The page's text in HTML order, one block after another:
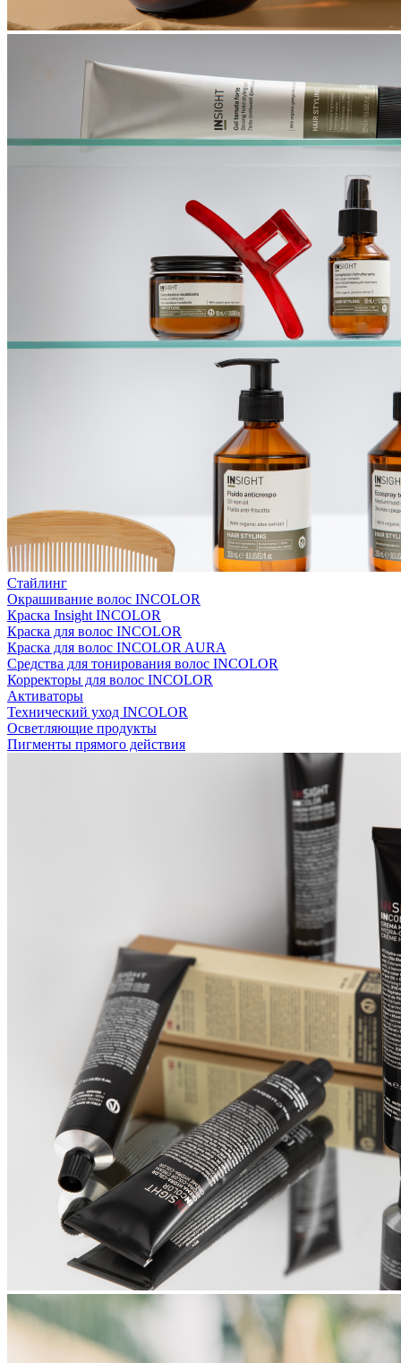
Стайлинг
Окрашивание волос INCOLOR
Краска Insight INCOLOR
Краска для волос INCOLOR
Краска для волос INCOLOR AURA
Средства для тонирования волос INCOLOR
Корректоры для волос INCOLOR
Активаторы
Технический уход INCOLOR
Осветляющие продукты
Пигменты прямого действия